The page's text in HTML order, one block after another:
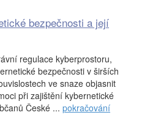
bezpečnosti a její
regulace kyberprostoru,
bezpečnosti v širších
ve snaze objasnit
při zajištění kybernetické
České ... pokračování